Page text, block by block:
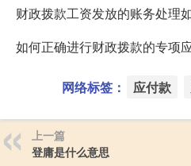
财政拨款工资发放的账务处理
如何正确进行财政拨款的专项
网络标签： 应付款
上一篇
登庸是什么意思